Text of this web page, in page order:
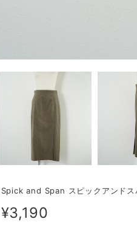
Spick and Span スピックアンドス
¥3,190